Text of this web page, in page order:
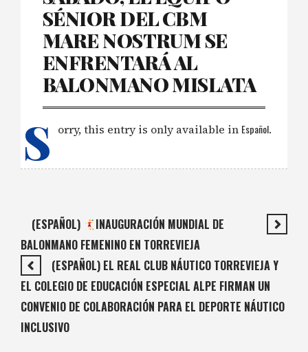
SÉNIOR DEL CBM
MARE NOSTRUM SE
ENFRENTARÁ AL
BALONMANO MISLATA
S orry, this entry is only available in Español.
(ESPAÑOL)
INAUGURACIÓN MUNDIAL DE
BALONMANO FEMENINO EN TORREVIEJA
(ESPAÑOL) EL REAL CLUB NÁUTICO TORREVIEJA Y
EL COLEGIO DE EDUCACIÓN ESPECIAL ALPE FIRMAN UN
CONVENIO DE COLABORACIÓN PARA EL DEPORTE NÁUTICO
INCLUSIVO